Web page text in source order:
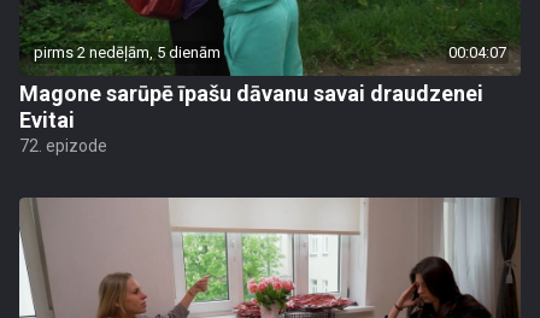
pirms 2 nedēļām, 5 dienām 00:04:07
Magone sarūpē īpašu dāvanu savai draudzenei
Evitai
72. epizode